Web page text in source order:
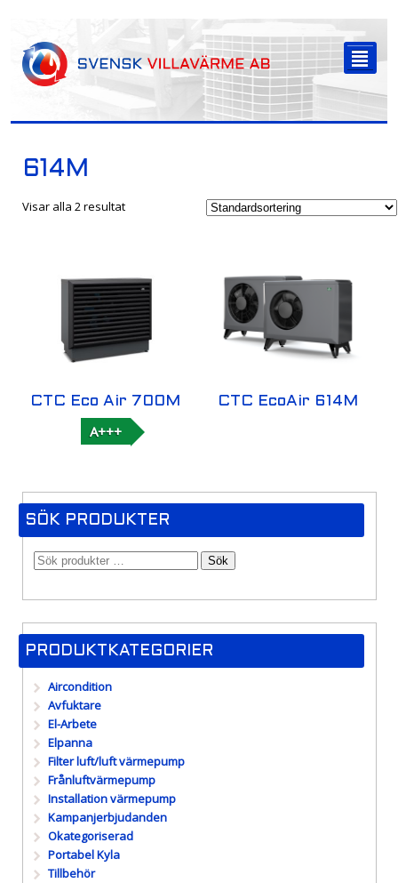
²
614M
Visar alla 2 resultat
CTC Eco Air 700M
A+++
CTC EcoAir 614M
SÖK PRODUKTER
Sök
PRODUKTKATEGORIER
Aircondition
Avfuktare
El-Arbete
Elpanna
Filter luft/luft värmepump
Frånluftvärmepump
Installation värmepump
Kampanjerbjudanden
Okategoriserad
Portabel Kyla
Tillbehör